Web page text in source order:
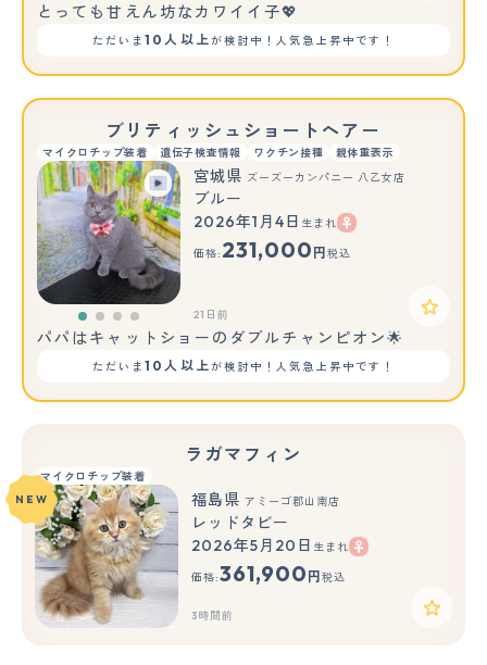
とっても甘えん坊なカワイイ子💖
ただいま10人以上が検討中！人気急上昇中です！
ブリティッシュショートヘアー
マイクロチップ装着 遺伝子検査情報 ワクチン接種 親体重表示
宮城県 ズーズーカンパニー 八乙女店
ブルー
2026年1月4日 生まれ
価格: 231,000 円 税込
21日前
パパはキャットショーのダブルチャンピオン🌟
ただいま10人以上が検討中！人気急上昇中です！
ラガマフィン
マイクロチップ装着
NEW
福島県 アミーゴ郡山南店
レッドタビー
2026年5月20日 生まれ
価格:361,900 円 税込
3時間前